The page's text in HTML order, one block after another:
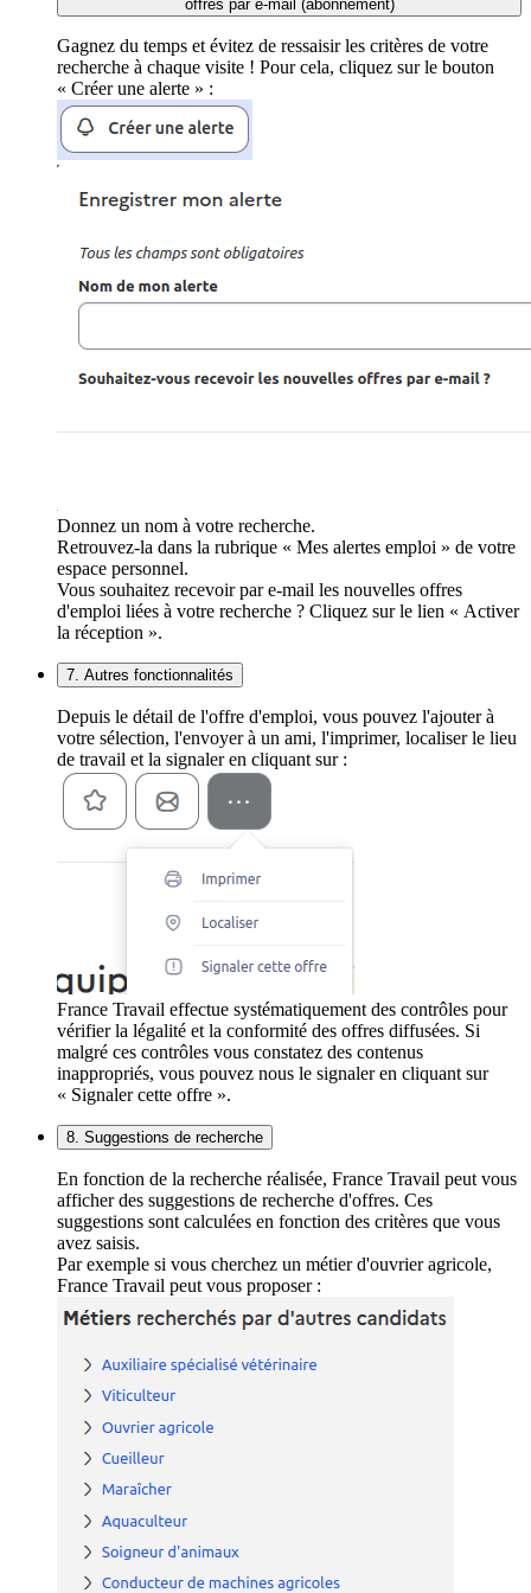
offres par e-mail (abonnement)
Gagnez du temps et évitez de ressaisir les critères de votre
recherche à chaque visite ! Pour cela, cliquez sur le bouton
« Créer une alerte » :
Donnez un nom à votre recherche.
Retrouvez-la dans la rubrique « Mes alertes emploi » de votre
espace personnel.
Vous souhaitez recevoir par e-mail les nouvelles offres
d'emploi liées à votre recherche ? Cliquez sur le lien « Activer
la réception ».
7. Autres fonctionnalités
Depuis le détail de l'offre d'emploi, vous pouvez l'ajouter à
votre sélection, l'envoyer à un ami, l'imprimer, localiser le lieu
de travail et la signaler en cliquant sur :
France Travail effectue systématiquement des contrôles pour
vérifier la légalité et la conformité des offres diffusées. Si
malgré ces contrôles vous constatez des contenus
inappropriés, vous pouvez nous le signaler en cliquant sur
« Signaler cette offre ».
8. Suggestions de recherche
En fonction de la recherche réalisée, France Travail peut vous
afficher des suggestions de recherche d'offres. Ces
suggestions sont calculées en fonction des critères que vous
avez saisis.
Par exemple si vous cherchez un métier d'ouvrier agricole,
France Travail peut vous proposer :